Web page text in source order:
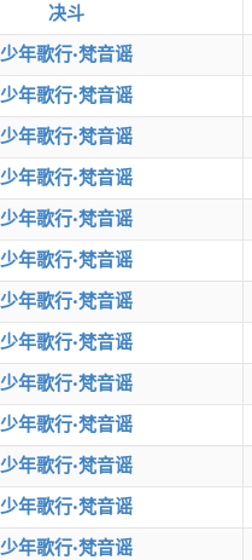
决斗
少年歌行·梵音谣
少年歌行·梵音谣
少年歌行·梵音谣
少年歌行·梵音谣
少年歌行·梵音谣
少年歌行·梵音谣
少年歌行·梵音谣
少年歌行·梵音谣
少年歌行·梵音谣
少年歌行·梵音谣
少年歌行·梵音谣
少年歌行·梵音谣
少年歌行·梵音谣